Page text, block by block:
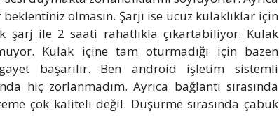
olmasın. Şarjı ise ucuz kulaklıklar için
şarj ile 2 saati rahatlıkla çıkartabiliyor. Kulak
Kulak içine tam oturmadığı için bazen
başarılır. Ben android işletim sistemli
hiç zorlanmadım. Ayrıca bağlantı sırasında
çok kaliteli değil. Düşürme sırasında çabuk